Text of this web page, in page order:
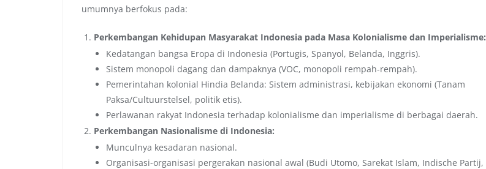
umumnya berfokus pada:
Perkembangan Kehidupan Masyarakat Indonesia pada Masa Kolonialisme dan Imperialisme:
Kedatangan bangsa Eropa di Indonesia (Portugis, Spanyol, Belanda, Inggris).
Sistem monopoli dagang dan dampaknya (VOC, monopoli rempah-rempah).
Pemerintahan kolonial Hindia Belanda: Sistem administrasi, kebijakan ekonomi (Tanam
Paksa/Cultuurstelsel, politik etis).
Perlawanan rakyat Indonesia terhadap kolonialisme dan imperialisme di berbagai daerah.
Perkembangan Nasionalisme di Indonesia:
Munculnya kesadaran nasional.
Organisasi-organisasi pergerakan nasional awal (Budi Utomo, Sarekat Islam, Indische Partij,